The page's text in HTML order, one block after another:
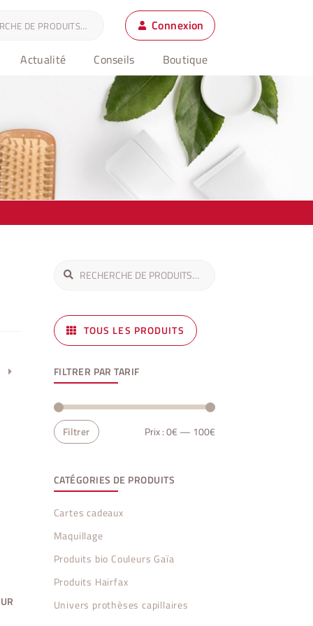
Connexion
Actualité Conseils Boutique
Recherche
pour :
Recherche
TOUS LES PRODUITS
FILTRER PAR TARIF
Prix
Prix
Filtrer Prix :0€ — 100€
CATÉGORIES DE PRODUITS
Cartes cadeaux
Maquillage
Produits bio Couleurs Gaïa
Produits Hairfax
Univers prothèses capillaires